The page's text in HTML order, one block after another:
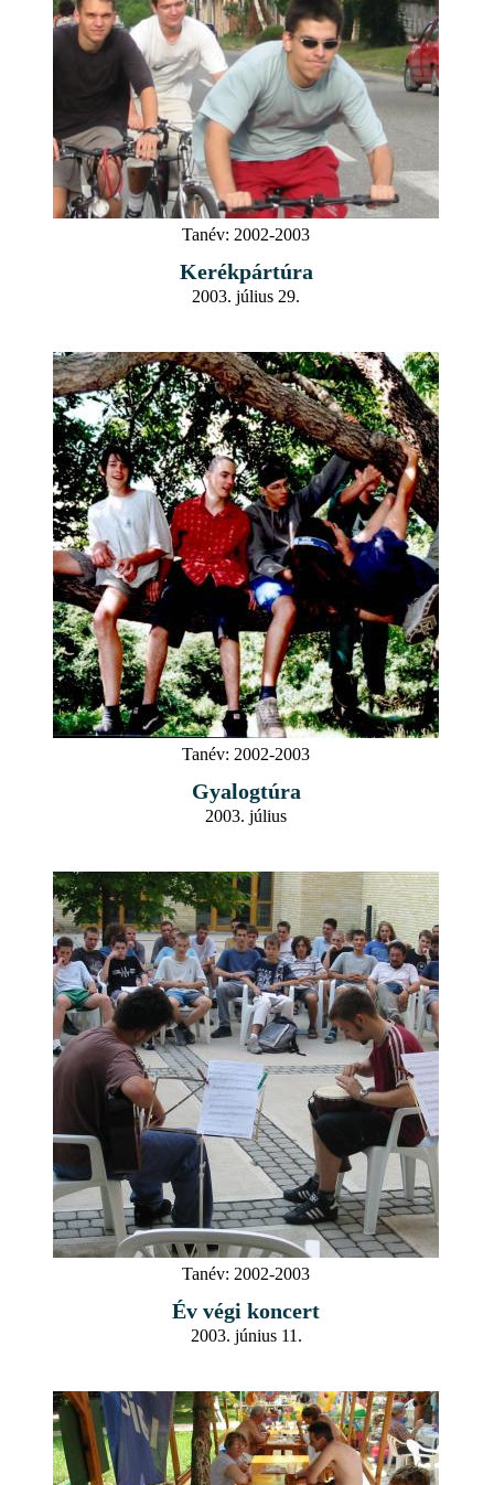
Tanév: 2002-2003
Kerékpártúra
2003. július 29.
Tanév: 2002-2003
Gyalogtúra
2003. július
Tanév: 2002-2003
Év végi koncert
2003. június 11.